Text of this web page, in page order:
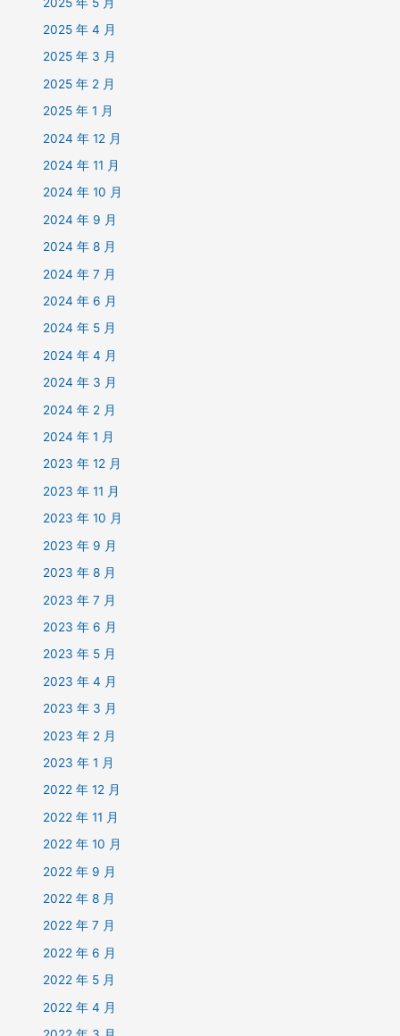
2025 年 4 月
2025 年 3 月
2025 年 2 月
2025 年 1 月
2024 年 12 月
2024 年 11 月
2024 年 10 月
2024 年 9 月
2024 年 8 月
2024 年 7 月
2024 年 6 月
2024 年 5 月
2024 年 4 月
2024 年 3 月
2024 年 2 月
2024 年 1 月
2023 年 12 月
2023 年 11 月
2023 年 10 月
2023 年 9 月
2023 年 8 月
2023 年 7 月
2023 年 6 月
2023 年 5 月
2023 年 4 月
2023 年 3 月
2023 年 2 月
2023 年 1 月
2022 年 12 月
2022 年 11 月
2022 年 10 月
2022 年 9 月
2022 年 8 月
2022 年 7 月
2022 年 6 月
2022 年 5 月
2022 年 4 月